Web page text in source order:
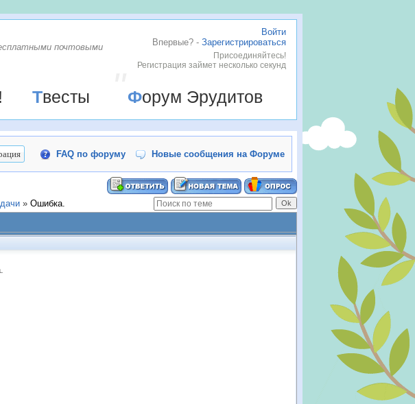
Войти
Впервые? - Зарегистрироваться
Присоединяйтесь!
Регистрация займет несколько секунд
почтовыми
Твесты Форум Эрудитов
FAQ по форуму Новые сообщения на Форуме
» Ошибка.